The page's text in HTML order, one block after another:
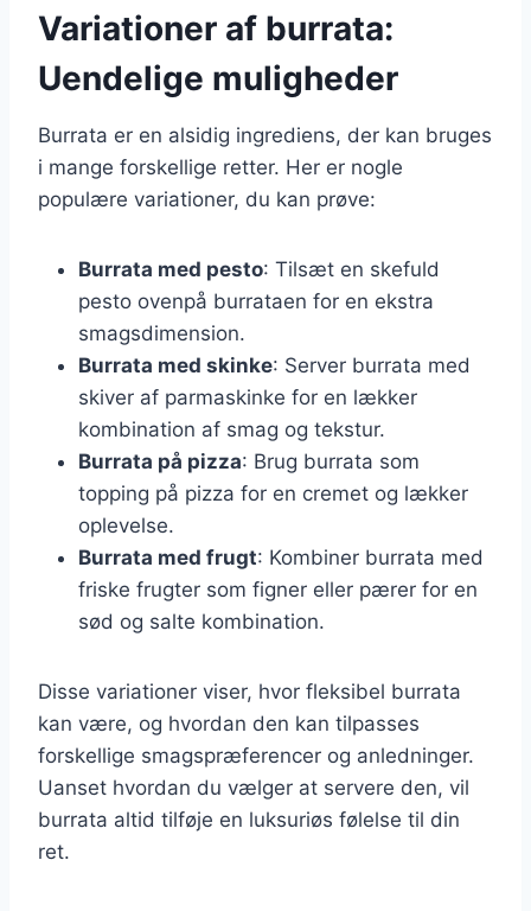
Variationer af burrata:
Uendelige muligheder
Burrata er en alsidig ingrediens, der kan bruges
i mange forskellige retter. Her er nogle
populære variationer, du kan prøve:
Burrata med pesto: Tilsæt en skefuld
pesto ovenpå burrataen for en ekstra
smagsdimension.
Burrata med skinke: Server burrata med
skiver af parmaskinke for en lækker
kombination af smag og tekstur.
Burrata på pizza: Brug burrata som
topping på pizza for en cremet og lækker
oplevelse.
Burrata med frugt: Kombiner burrata med
friske frugter som figner eller pærer for en
sød og salte kombination.
Disse variationer viser, hvor fleksibel burrata
kan være, og hvordan den kan tilpasses
forskellige smagspræferencer og anledninger.
Uanset hvordan du vælger at servere den, vil
burrata altid tilføje en luksuriøs følelse til din
ret.